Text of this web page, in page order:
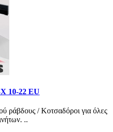
10-22 EU
ράβδους / Κοτσαδόροι για όλες
..